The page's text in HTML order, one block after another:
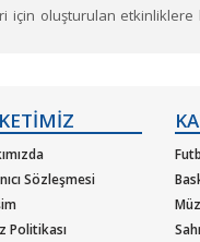
oluşturulan
Sözleşmesi
Politikası